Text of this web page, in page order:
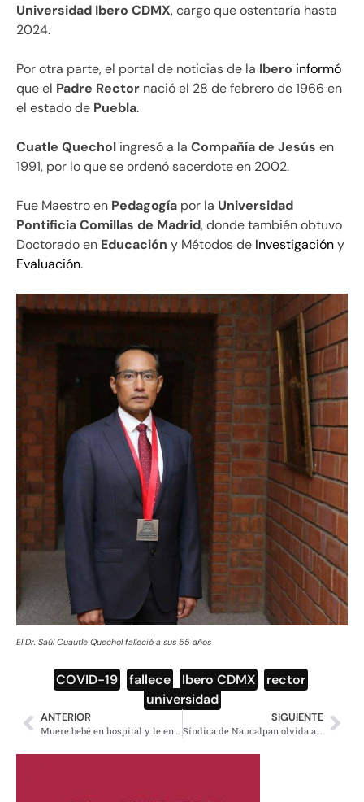
Universidad Ibero CDMX, cargo que ostentaría hasta
2024.
Por otra parte, el portal de noticias de la Ibero informó
que el Padre Rector nació el 28 de febrero de 1966 en
el estado de Puebla.
Cuatle Quechol ingresó a la Compañía de Jesús en
1991, por lo que se ordenó sacerdote en 2002.
Fue Maestro en Pedagogía por la Universidad
Pontificia Comillas de Madrid, donde también obtuvo
Doctorado en Educación y Métodos de Investigacióny
Evaluación.
El Dr. Saúl Cuautle Quechol falleció a sus 55 años
COVID-19 fallece Ibero CDMX rector
universidad
ANTERIOR SIGUIENTE
Síndica de Naucalpan olvida apagar su micrófono y dice “tráeme mi calzón” en plena reunión virtual